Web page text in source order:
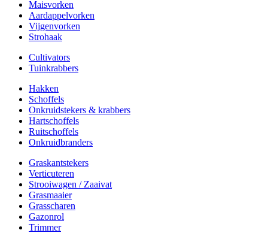
Maisvorken
Aardappelvorken
Vijgenvorken
Strohaak
Cultivators
Tuinkrabbers
Hakken
Schoffels
Onkruidstekers & krabbers
Hartschoffels
Ruitschoffels
Onkruidbranders
Graskantstekers
Verticuteren
Strooiwagen / Zaaivat
Grasmaaier
Grasscharen
Gazonrol
Trimmer